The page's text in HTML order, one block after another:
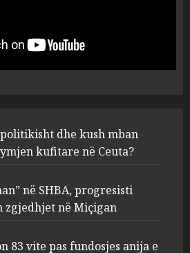
mësymjen kufitare në
Ceuta?
AUGUST 6, 2026
SHBA, progresisti Abdul El-
fiton zgjedhjet në
fundosjes anija e rrallë
dhe kush mban
kufitare në Ceuta?
në SHBA, progresisti
zgjedhjet në Miçigan
83 vite pas fundosjes anija e